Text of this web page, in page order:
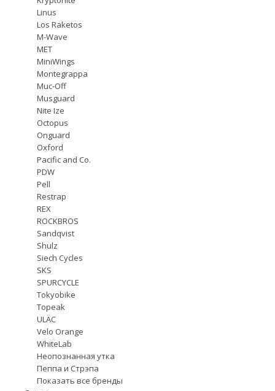
Linus
Los Raketos
M-Wave
MET
MiniWings
Montegrappa
Muc-Off
Musguard
Nite Ize
Octopus
Onguard
Oxford
Pacific and Co.
PDW
Pell
Restrap
REX
ROCKBROS
Sandqvist
Shulz
Siech Cycles
SKS
SPURCYCLE
Tokyobike
Topeak
ULÄC
Velo Orange
WhiteLab
Неопознанная утка
Пеппа и Стрэпа
Показать все бренды